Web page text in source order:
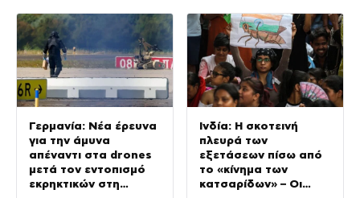
Γερμανία: Νέα έρευνα
για την άμυνα
απέναντι στα drones
μετά τον εντοπισμό
εκρηκτικών στη
Ινδία: Η σκοτεινή
πλευρά των
εξετάσεων πίσω από
το «κίνημα των
κατσαρίδων» – Οι